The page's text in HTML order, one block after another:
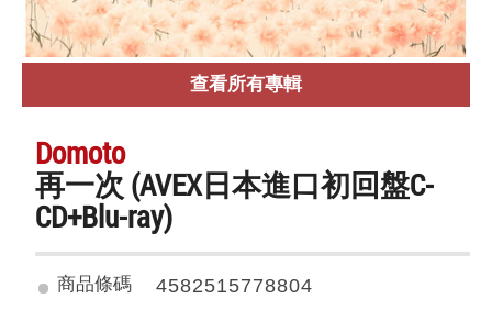
查看所有專輯
Domoto
再一次 (AVEX日本進口初回盤C-
CD+Blu-ray)
商品條碼 4582515778804